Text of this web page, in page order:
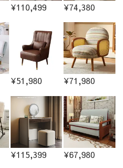
¥110,499 ¥74,380
¥51,980 ¥71,980
¥115,399 ¥67,980